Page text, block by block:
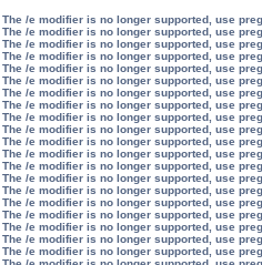
The /e modifier is no longer supported, use
The /e modifier is no longer supported, use
The /e modifier is no longer supported, use
The /e modifier is no longer supported, use
The /e modifier is no longer supported, use
The /e modifier is no longer supported, use
The /e modifier is no longer supported, use
The /e modifier is no longer supported, use
The /e modifier is no longer supported, use
The /e modifier is no longer supported, use
The /e modifier is no longer supported, use
The /e modifier is no longer supported, use
The /e modifier is no longer supported, use
The /e modifier is no longer supported, use
The /e modifier is no longer supported, use
The /e modifier is no longer supported, use
The /e modifier is no longer supported, use
The /e modifier is no longer supported, use
The /e modifier is no longer supported, use
The /e modifier is no longer supported, use